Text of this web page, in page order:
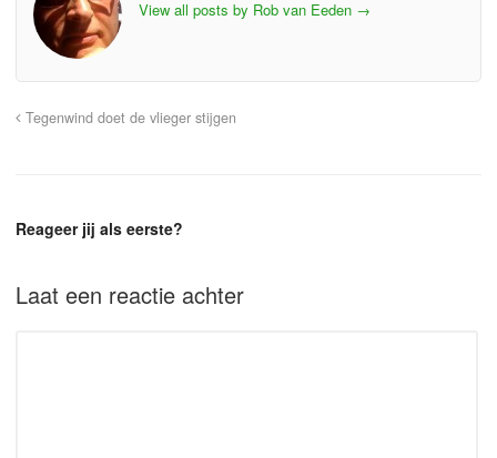
View all posts by Rob van Eeden →
Tegenwind doet de vlieger stijgen
Reageer jij als eerste?
Laat een reactie achter